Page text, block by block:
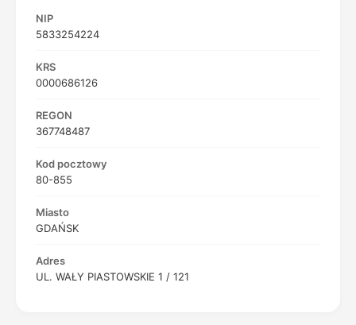
NIP
5833254224
KRS
0000686126
REGON
367748487
Kod pocztowy
80-855
Miasto
GDAŃSK
Adres
UL. WAŁY PIASTOWSKIE 1 / 121